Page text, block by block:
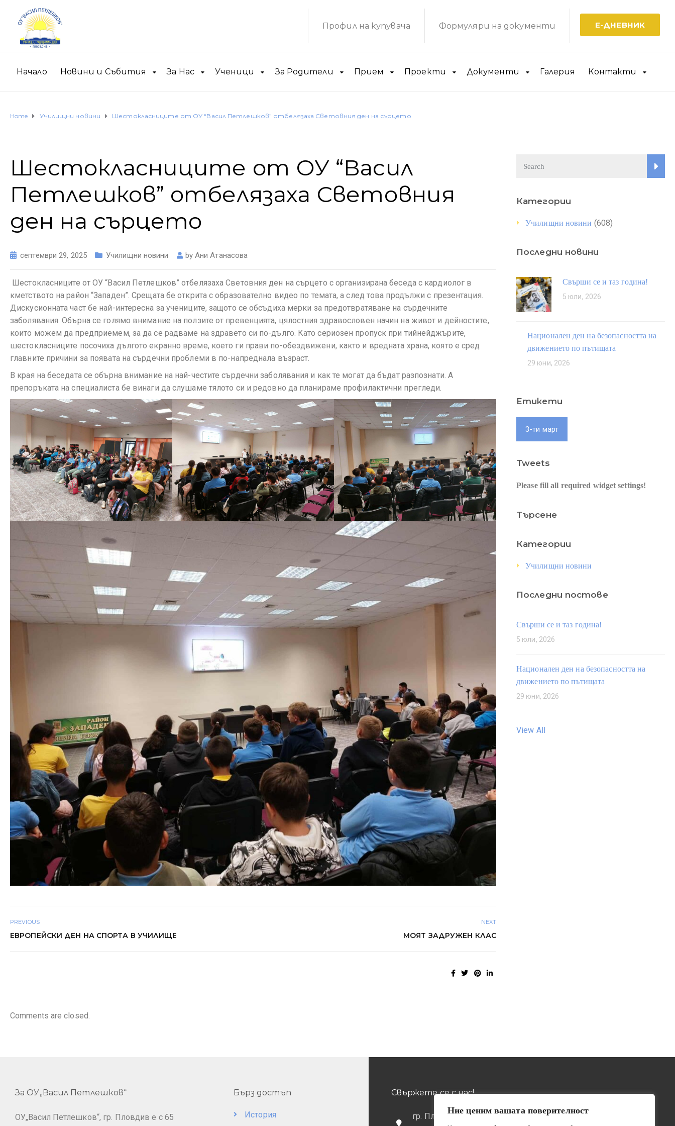
Ние ценим вашата поверителност
Профил на купувача Формуляри на документи Е-ДНЕВНИК
Начало Новини и Събития За Нас Ученици За Родители Прием Проекти Документи Галерия Контакти
Home Училищни новини Шестокласниците от ОУ “Васил Петлешков” отбелязаха Световния ден на сърцето
Шестокласниците от ОУ “Васил
Петлешков” отбелязаха Световния
ден на сърцето
септември 29, 2025 Училищни новини by Ани Атанасова
Шестокласниците от ОУ “Васил Петлешков” отбелязаха Световния ден на сърцето с организирана беседа с кардиолог в
кметството на район “Западен”. Срещата бе открита с образователно видео по темата, а след това продължи с презентация.
Дискусионната част бе най-интересна за учениците, защото се обсъдиха мерки за предотвратяване на сърдечните
заболявания. Обърна се голямо внимание на ползите от превенцията, цялостния здравословен начин на живот и дейностите,
които можем да предприемем, за да се радваме на здравето си по-дълго. Като сериозен пропуск при тийнейджърите,
шестокласниците посочиха дългото екранно време, което ги прави по-обездвижени, както и вредната храна, която е сред
главните причини за появата на сърдечни проблеми в по-напреднала възраст.
В края на беседата се обърна внимание на най-честите сърдечни заболявания и как те могат да бъдат разпознати. А
препоръката на специалиста бе винаги да слушаме тялото си и редовно да планираме профилактични прегледи.
PREVIOUS
ЕВРОПЕЙСКИ ДЕН НА СПОРТА В УЧИЛИЩЕ
NEXT
МОЯТ ЗАДРУЖЕН КЛАС
Comments are closed.
Категории
Училищни новини (608)
Последни новини
Свърши се и таз година!
5 юли, 2026
Национален ден на безопасността на
движението по пътищата
29 юни, 2026
Етикети
3-ти март
Tweets
Please fill all required widget settings!
Търсене
Категории
Училищни новини
Последни постове
Свърши се и таз година!
5 юли, 2026
Национален ден на безопасността на
движението по пътищата
29 юни, 2026
View All
За ОУ„Васил Петлешков“
ОУ„Васил Петлешков“, гр. Пловдив е с 65
Бърз достъп
История
Свържете се с нас!
гр. Пловдив, пощ. код 4001, бул.
032 / 643 673